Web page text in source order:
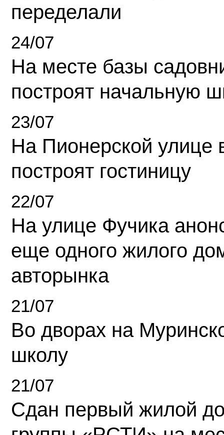
переделали
24/07
На месте базы
построят начальную
23/07
На Пионерской улице
построят гостиницу
22/07
На улице Фучика
еще одного жилого
авторынка
21/07
Во дворах на
школу
21/07
Сдан первый жилой